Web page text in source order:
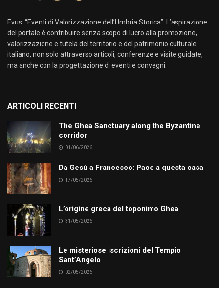
Evus: “Eventi di Valorizzazione dell’Umbria Storica”. L’aspirazione
del portale è contribuire senza scopo di lucro alla promozione,
valorizzazione e tutela del territorio e del patrimonio culturale
italiano, non solo attraverso articoli, conferenze e visite guidate,
ma anche con la progettazione di eventi e convegni.
ARTICOLI RECENTI
The Ghea Sanctuary along the Byzantine
corridor
01/06/2026
Da Gesù a Francesco: Pace a questa casa
17/05/2026
L’origine greca del toponimo Ghea
31/05/2026
Le misteriose iscrizioni del Tempio
Sant’Angelo
02/05/2026